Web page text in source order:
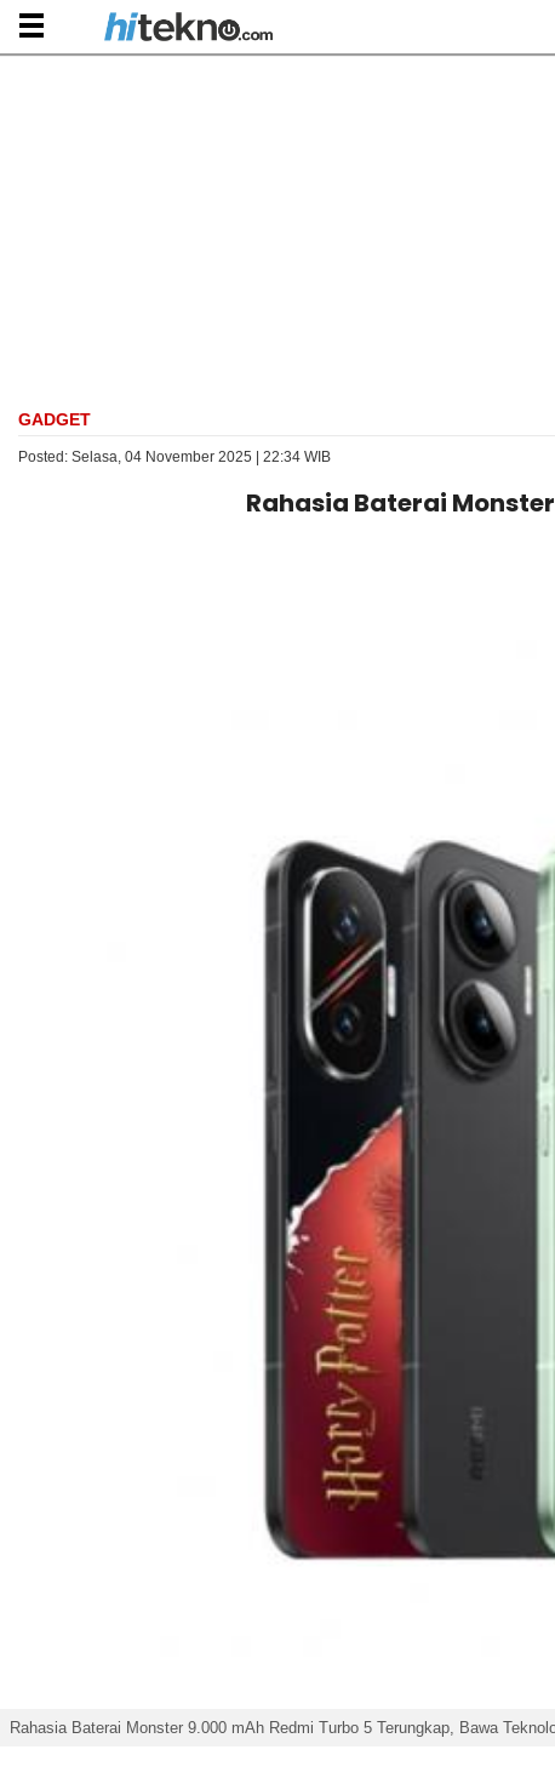
GADGET
Posted: Selasa, 04 November 2025 | 22:34 WIB
Rahasia Baterai
Rahasia Baterai Monster 9.000 mAh Redmi Turbo 5 Terungkap, Bawa